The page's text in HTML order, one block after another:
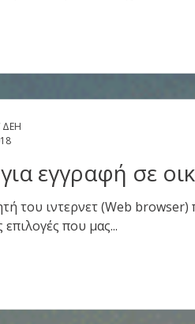
εγγραφή σε
του ιντερνετ (Web
επιλογές που μας...
ΔΕΗ